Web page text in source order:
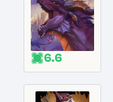
6.6